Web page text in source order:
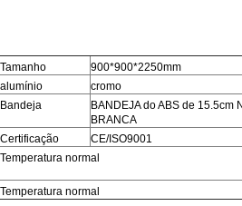
Tamanho
900*900*2250mm
alumínio
cromo
Bandeja
BANDEJAdoABS de 15.5cm
BRANCA
Certificação
CE/ISO9001
Temperatura normal
Temperatura normal